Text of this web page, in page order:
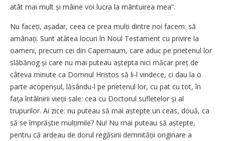
atât mai mult și mâine voi lucra la mântuirea mea”.
Nu faceți, așadar, ceea ce prea mulți dintre noi facem: să
amânați. Sunt atâtea locuri în Noul Testament cu privire la
oameni, precum cei din Capernaum, care aduc pe prietenul lor
slăbănog și care nu mai puteau aștepta nici măcar preț de
câteva minute ca Domnul Hristos să li-l vindece, ci dau la o
parte acoperișul, lăsându-l pe prietenul lor, cu pat cu tot, în
fața întâlnirii vieții sale: cea cu Doctorul sufletelor și al
trupurilor. Ai zice: nu puteau să mai aștepte un ceas, două, ca
să se împrăștie mulțimile? Nu! Nu mai puteau să aștepte,
pentru că ardeau de dorul regăsirii demnității originare a